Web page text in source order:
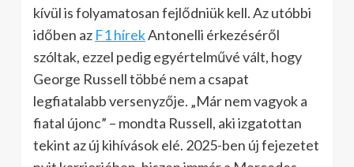
kívül is folyamatosan fejlődniük kell. Az utóbbi
időben az F1 hírekAntonelli érkezéséről
szóltak, ezzel pedig egyértelművé vált, hogy
George Russell többé nem a csapat
legfiatalabb versenyzője. „Már nem vagyok a
fiatal újonc” – mondta Russell, aki izgatottan
tekint az új kihívások elé. 2025-ben új fejezetet